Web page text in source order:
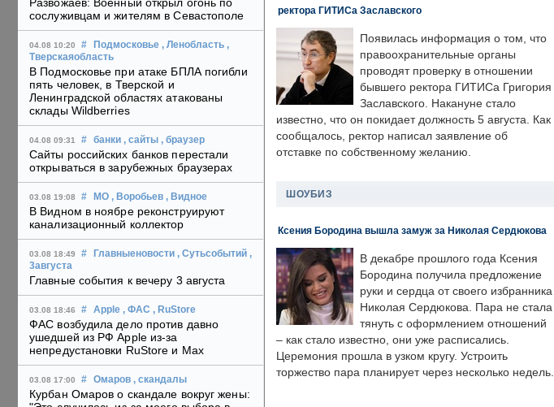
Развожаев: Военный открыл огонь по
сослуживцам и жителям в Севастополе
04.08 10:20 # Подмосковье , Ленобласть ,
Тверскаяобласть
В Подмосковье при атаке БПЛА погибли
пять человек, в Тверской и
Ленинградской областях атакованы
склады Wildberries
04.08 09:31 # банки , сайты , браузер
Сайты российских банков перестали
открываться в зарубежных браузерах
03.08 19:08 # МО , Воробьев , Видное
В Видном в ноябре реконструируют
канализационный коллектор
03.08 18:49 # Главныеновости , Сутьсобытий ,
3августа
Главные события к вечеру 3 августа
03.08 18:46 # Apple , ФАС , RuStore
ФАС возбудила дело против давно
ушедшей из РФ Apple из-за
непредустановки RuStore и Max
03.08 17:00 # Омаров , скандалы
Курбан Омаров о скандале вокруг жены:
ректора ГИТИСа Заславского
Появилась информация о том, что
правоохранительные органы
проводят проверку в отношении
бывшего ректора ГИТИСа Григория
Заславского. Накануне стало
известно, что он покидает должность 5 августа. Как
сообщалось, ректор написал заявление об
отставке по собственному желанию.
ШОУБИЗ
Ксения Бородина вышла замуж за Николая Сердюкова
В декабре прошлого года Ксения
Бородина получила предложение
руки и сердца от своего избранника
Николая Сердюкова. Пара не стала
тянуть с оформлением отношений
– как стало известно, они уже расписались.
Церемония прошла в узком кругу. Устроить
торжество пара планирует через несколько недель.